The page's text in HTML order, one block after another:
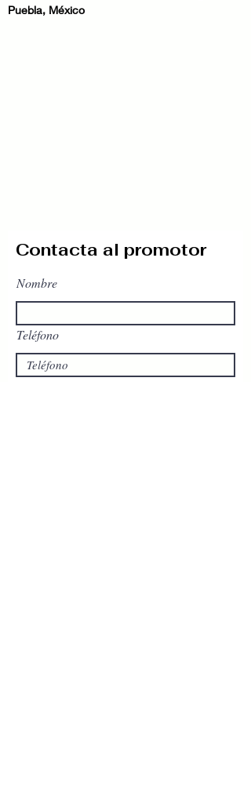
Puebla, México
Contacta al promotor
Nombre
Teléfono